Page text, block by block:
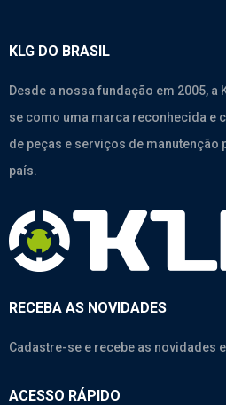
KLG DO BRASIL
Desde a nossa fundação em 2005,
se como uma marca reconhecida e
de peças e serviços de manutenção
país.
RECEBA AS NOVIDADES
Cadastre-se e recebe as novidades
ACESSO RÁPIDO